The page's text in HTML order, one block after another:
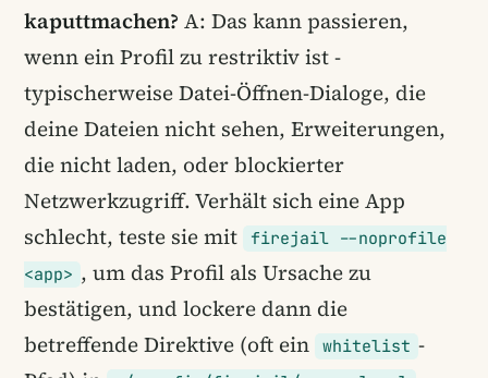
kaputtmachen? A: Das kann passieren,
wenn ein Profil zu restriktiv ist -
typischerweise Datei-Öffnen-Dialoge, die
deine Dateien nicht sehen, Erweiterungen,
die nicht laden, oder blockierter
Netzwerkzugriff. Verhält sich eine App
schlecht, teste sie mit
firejail --noprofile
<app> , um das Profil als Ursache zu
bestätigen, und lockere dann die
betreffende Direktive (oft ein whitelist -